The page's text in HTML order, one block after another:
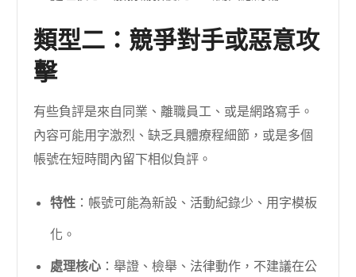
類型二：競爭對手或惡意攻
擊
有些負評是來自同業、離職員工、或是網路寫手。
內容可能用字激烈、缺乏具體療程細節，或是多個
帳號在短時間內留下相似負評。
特性 ：帳號可能為新設、活動紀錄少、用字模板
化。
處理核心 ：舉證、檢舉、法律動作，不建議在公